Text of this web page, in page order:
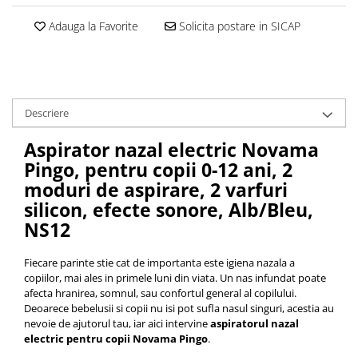
Adauga la Favorite Solicita postare in SICAP
Descriere
Aspirator nazal electric Novama
Pingo, pentru copii 0-12 ani, 2
moduri de aspirare, 2 varfuri
silicon, efecte sonore, Alb/Bleu,
NS12
Fiecare parinte stie cat de importanta este igiena nazala a
copiilor, mai ales in primele luni din viata. Un nas infundat poate
afecta hranirea, somnul, sau confortul general al copilului.
Deoarece bebelusii si copii nu isi pot sufla nasul singuri, acestia au
nevoie de ajutorul tau, iar aici intervineaspiratorul nazal
electric pentru copii Novama Pingo.